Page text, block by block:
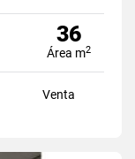
36
Área m2
Venta